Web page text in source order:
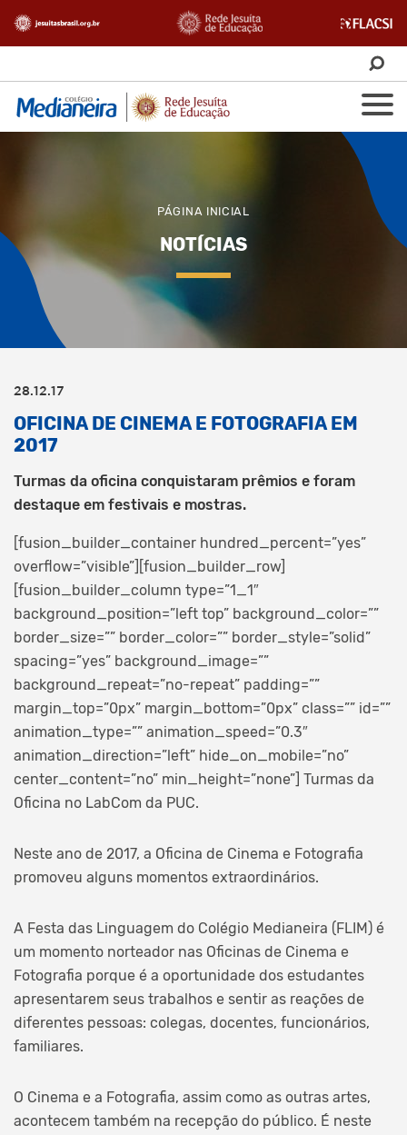
PÁGINA INICIAL
NOTÍCIAS
28.12.17
OFICINA DE CINEMA E FOTOGRAFIA EM
2017
Turmas da oficina conquistaram prêmios e foram
destaque em festivais e mostras.
[fusion_builder_container hundred_percent=”yes”
overflow=”visible”][fusion_builder_row]
[fusion_builder_column type=”1_1″
background_position=”left top” background_color=””
border_size=”” border_color=”” border_style=”solid”
spacing=”yes” background_image=””
background_repeat=”no-repeat” padding=””
margin_top=”0px” margin_bottom=”0px” class=”” id=””
animation_type=”” animation_speed=”0.3″
animation_direction=”left” hide_on_mobile=”no”
center_content=”no” min_height=”none”] Turmas da
Oficina no LabCom da PUC.
Neste ano de 2017, a Oficina de Cinema e Fotografia
promoveu alguns momentos extraordinários.
A Festa das Linguagem do Colégio Medianeira (FLIM) é
um momento norteador nas Oficinas de Cinema e
Fotografia porque é a oportunidade dos estudantes
apresentarem seus trabalhos e sentir as reações de
diferentes pessoas: colegas, docentes, funcionários,
familiares.
O Cinema e a Fotografia, assim como as outras artes,
acontecem também na recepção do público. É neste